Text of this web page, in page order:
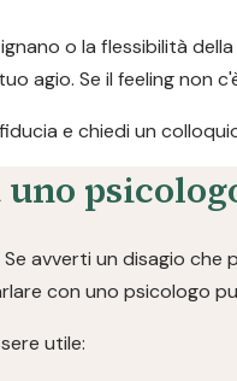
o la flessibilità
agio. Se il feeling non
e chiedi un
avverti un disagio che
con uno psicologo
utile: